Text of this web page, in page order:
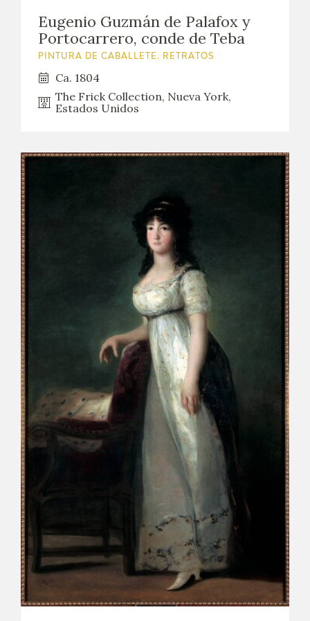
Eugenio Guzmán de Palafox y
Portocarrero, conde de Teba
PINTURA DE CABALLETE. RETRATOS
Ca. 1804
The Frick Collection, Nueva York,
Estados Unidos